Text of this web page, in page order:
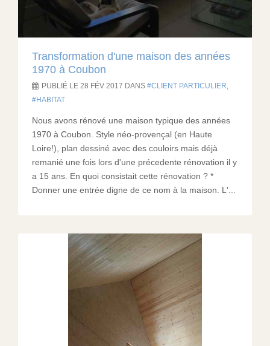
Transformation d'une maison des années
1970 à Coubon
PUBLIÉ LE 28 FÉV 2017 DANS CLIENT PARTICULIER
HABITAT
Nous avons rénové une maison typique des années
1970 à Coubon. Style néo-provençal (en Haute
Loire!), plan dessiné avec des couloirs mais déjà
remanié une fois lors d'une précedente rénovation il y
a 15 ans. En quoi consistait cette rénovation ? *
Donner une entrée digne de ce nom à la maison. L'...